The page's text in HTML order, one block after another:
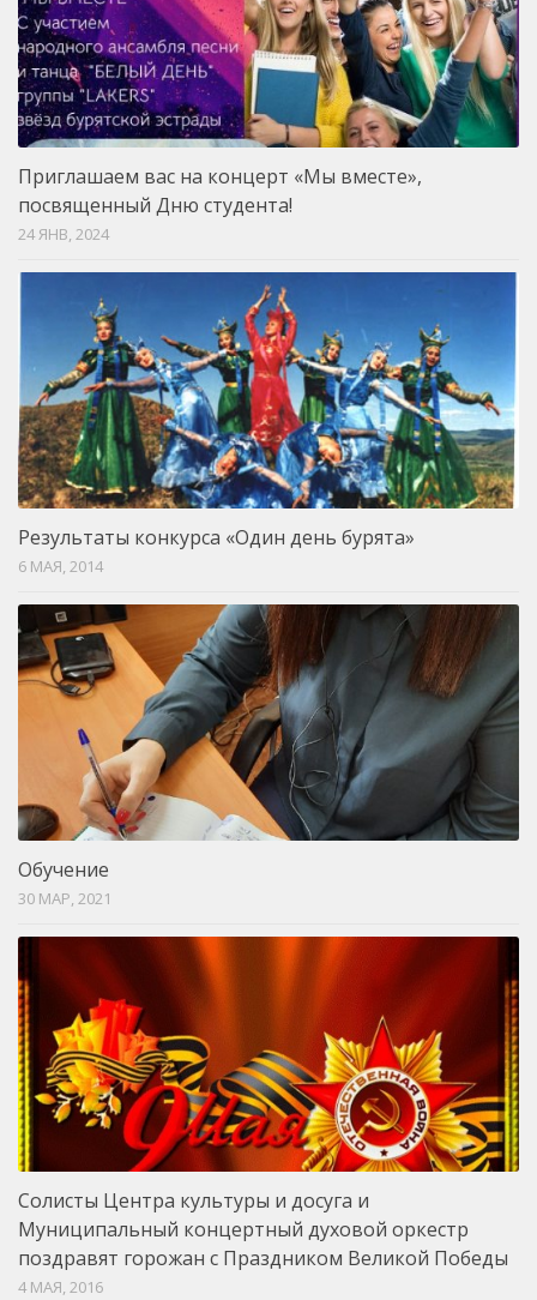
Приглашаем вас на концерт «Мы вместе»,
посвященный Дню студента!
24 ЯНВ, 2024
Результаты конкурса «Один день бурята»
6 МАЯ, 2014
Обучение
30 МАР, 2021
Солисты Центра культуры и досуга и
Муниципальный концертный духовой оркестр
поздравят горожан с Праздником Великой Победы
4 МАЯ, 2016